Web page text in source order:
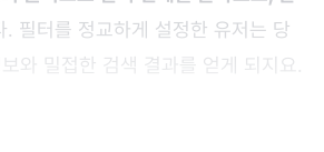
. 필터를 정교하게 설정한 유저는 당
와 밀접한 검색 결과를 얻게 되지요.